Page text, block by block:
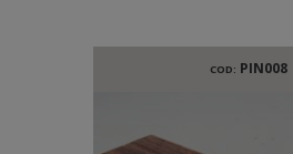
COD: PIN008